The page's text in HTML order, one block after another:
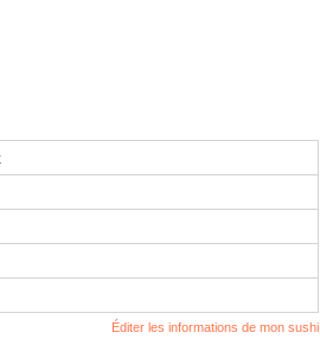
Éditer les informations de mon sushi